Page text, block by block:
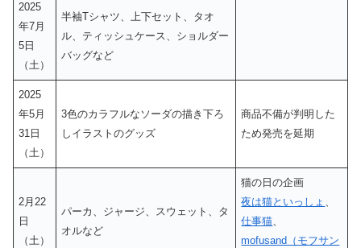
2025
年7月
5日
（土）
半袖Tシャツ、上下セット、タオ
ル、ティッシュケース、ショルダー
バッグなど
2025
年5月
31日
（土）
3色のカラフルなソーダの描き下ろ
しイラストのグッズ
商品不備が判明した
ため発売を延期
2月22
日
（土）
パーカ、ジャージ、スウェット、タ
オルなど
猫の日の企画
夜は猫といっしょ 、
仕事猫、
mofusand（モフサン